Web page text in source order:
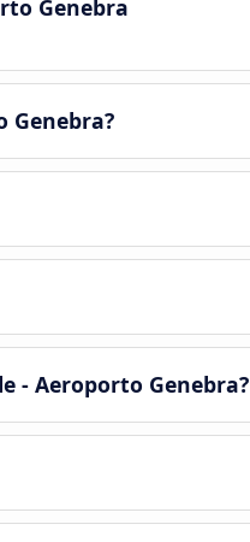
Genebra
Genebra?
- Aeroporto Genebra?